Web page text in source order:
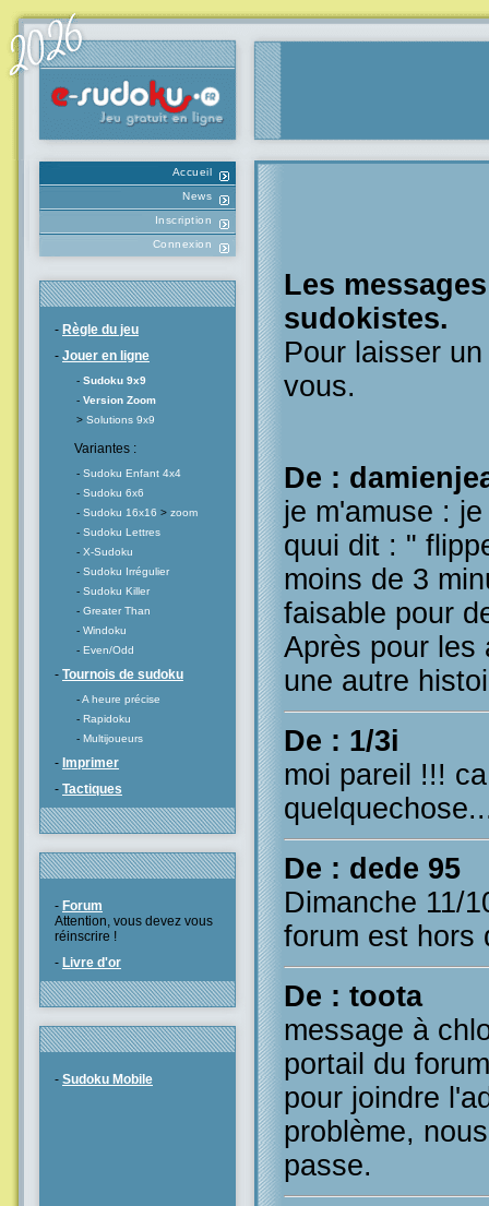
Accueil
News
Inscription
Connexion
- Règle du jeu
- Jouer en ligne
- Sudoku 9x9
- Version Zoom
> Solutions 9x9
Variantes :
- Sudoku Enfant 4x4
- Sudoku 6x6
- Sudoku 16x16 > zoom
- Sudoku Lettres
- X-Sudoku
- Sudoku Irrégulier
- Sudoku Killer
- Greater Than
- Windoku
- Even/Odd
- Tournois de sudoku
-A heure précise
- Rapidoku
- Multijoueurs
- Imprimer
- Tactiques
- Forum
Attention, vous devez vous
réinscrire !
- Livre d'or
- Sudoku Mobile
Les
sudokistes.
Pour laisser
vous.
De :
je m'amuse :
quui dit : "
moins de 3
faisable pour
Après pour les
une autre
De : 1/3i
moi pareil !!!
De : dede 95
Dimanche 11/
forum est hors
De : toota
message à
portail du
pour joindre
problème,
passe.